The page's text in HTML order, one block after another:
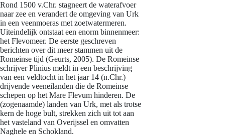
Rond 1500 v.Chr. stagneert de waterafvoer
naar zee en verandert de omgeving van Urk
in een veenmoeras met zoetwatermeren.
Uiteindelijk ontstaat een enorm binnenmeer:
het Flevomeer. De eerste geschreven
berichten over dit meer stammen uit de
Romeinse tijd (Geurts, 2005). De Romeinse
schrijver Plinius meldt in een beschrijving
van een veldtocht in het jaar 14 (n.Chr.)
drijvende veeneilanden die de Romeinse
schepen op het Mare Flevum hinderen. De
(zogenaamde) landen van Urk, met als trotse
kern de hoge bult, strekken zich uit tot aan
het vasteland van Overijssel en omvatten
Naghele en Schokland.